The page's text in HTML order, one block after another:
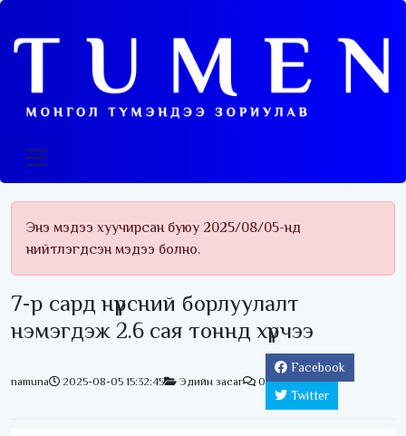
Энэ мэдээ хуучирсан буюу 2025/08/05-нд
нийтлэгдсэн мэдээ болно.
7-р сард нүүрсний борлуулалт
нэмэгдэж 2.6 сая тоннд хүрчээ
namuna 2025-08-05 15:32:45 Эдийн засаг 0
Facebook
Twitter